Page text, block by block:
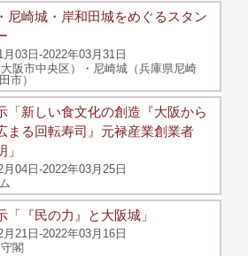
尼崎城・岸和田城をめぐるスタン
月03日-2022年03月31日
阪市中央区）・尼崎城（兵庫県尼崎
市）
「新しい食文化の創造『大阪から
まる回転寿司』元禄産業創業者
月04日-2022年03月25日
「『民の力』と大阪城」
月21日-2022年03月16日
閣